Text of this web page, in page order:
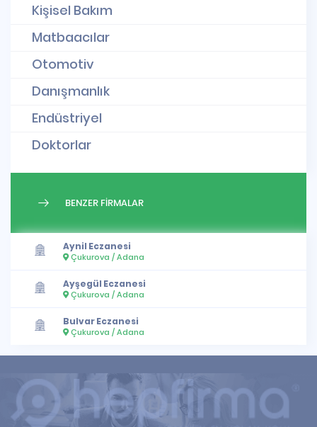
Kişisel Bakım
Matbaacılar
Otomotiv
Danışmanlık
Endüstriyel
Doktorlar
BENZER FİRMALAR
Aynil Eczanesi
Çukurova / Adana
Ayşegül Eczanesi
Çukurova / Adana
Bulvar Eczanesi
Çukurova / Adana